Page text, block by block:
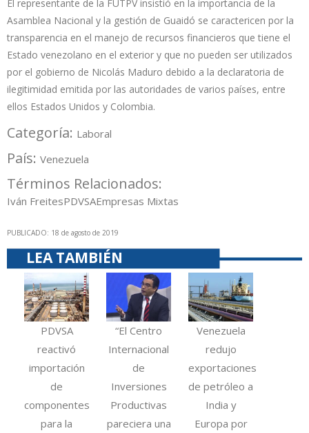
El representante de la FUTPV insistió en la importancia de la
Asamblea Nacional y la gestión de Guaidó se caractericen por la
transparencia en el manejo de recursos financieros que tiene el
Estado venezolano en el exterior y que no pueden ser utilizados
por el gobierno de Nicolás Maduro debido a la declaratoria de
ilegitimidad emitida por las autoridades de varios países, entre
ellos Estados Unidos y Colombia.
Categoría: Laboral
País: Venezuela
Términos Relacionados:
Iván FreitesPDVSAEmpresas Mixtas
PUBLICADO: 18 de agosto de 2019
LEA TAMBIÉN
PDVSA
reactivó
importación
de
componentes
para la
“El Centro
Internacional
de
Inversiones
Productivas
pareciera una
Venezuela
redujo
exportaciones
de petróleo a
India y
Europa por